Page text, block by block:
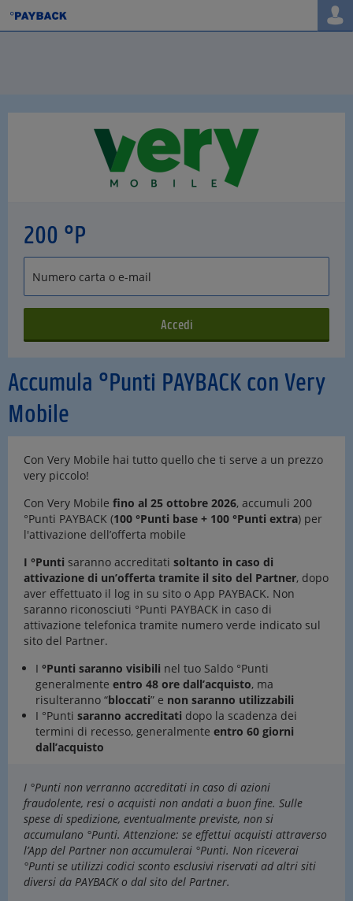
Accumula °Punti PAYBACK con Very
Mobile
Con Very Mobile hai tutto quello che ti serve a un prezzo
very piccolo!
Con Very Mobile fino al 25 ottobre 2026, accumuli 200
°Punti PAYBACK (100 °Punti base + 100 °Punti extra) per
l'attivazione dell’offerta mobile
I °Punti saranno accreditati soltanto in caso di
attivazione di un’offerta tramite il sito del Partner, dopo
aver effettuato il log in su sito o App PAYBACK. Non
saranno riconosciuti °Punti PAYBACK in caso di
attivazione telefonica tramite numero verde indicato sul
sito del Partner.
I °Punti saranno visibili nel tuo Saldo °Punti
generalmente entro 48 ore dall’acquisto, ma
risulteranno “bloccati” e non saranno utilizzabili
I °Punti saranno accreditati dopo la scadenza dei
termini di recesso, generalmente entro 60 giorni
dall’acquisto
I °Punti non verranno accreditati in caso di azioni
fraudolente, resi o acquisti non andati a buon fine. Sulle
spese di spedizione, eventualmente previste, non si
accumulano °Punti. Attenzione: se effettui acquisti attraverso
l’App del Partner non accumulerai °Punti. Non riceverai
°Punti se utilizzi codici sconto esclusivi riservati ad altri siti
diversi da PAYBACK o dal sito del Partner.
200 °P